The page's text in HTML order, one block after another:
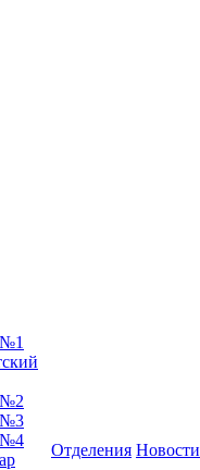
№2
№3
№4
Отделения Новости